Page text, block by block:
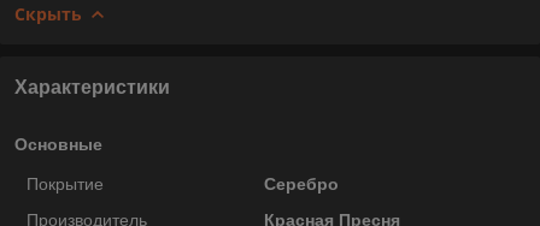
Скрыть
Характеристики
Основные
Покрытие
Серебро
Производитель
Красная Пресня